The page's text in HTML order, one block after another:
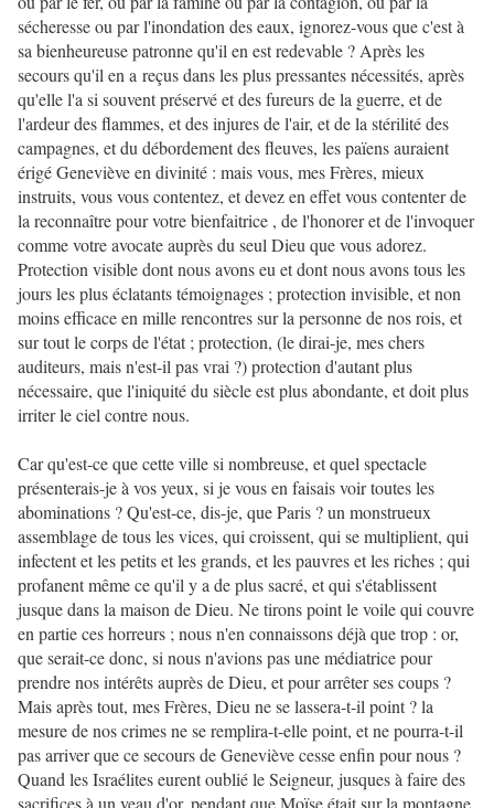
sécheresse ou par l'inondation des eaux, ignorez-vous que c'est à
sa bienheureuse patronne qu'il en est redevable ? Après les
secours qu'il en a reçus dans les plus pressantes nécessités, après
qu'elle l'a si souvent préservé et des fureurs de la guerre, et de
l'ardeur des flammes, et des injures de l'air, et de la stérilité des
campagnes, et du débordement des fleuves, les païens auraient
érigé Geneviève en divinité : mais vous, mes Frères, mieux
instruits, vous vous contentez, et devez en effet vous contenter de
la reconnaître pour votre bienfaitrice , de l'honorer et de l'invoquer
comme votre avocate auprès du seul Dieu que vous adorez.
Protection visible dont nous avons eu et dont nous avons tous les
jours les plus éclatants témoignages ; protection invisible, et non
moins efficace en mille rencontres sur la personne de nos rois, et
sur tout le corps de l'état ; protection, (le dirai-je, mes chers
auditeurs, mais n'est-il pas vrai ?) protection d'autant plus
nécessaire, que l'iniquité du siècle est plus abondante, et doit plus
irriter le ciel contre nous.
Car qu'est-ce que cette ville si nombreuse, et quel spectacle
présenterais-je à vos yeux, si je vous en faisais voir toutes les
abominations ? Qu'est-ce, dis-je, que Paris ? un monstrueux
assemblage de tous les vices, qui croissent, qui se multiplient, qui
infectent et les petits et les grands, et les pauvres et les riches ; qui
profanent même ce qu'il y a de plus sacré, et qui s'établissent
jusque dans la maison de Dieu. Ne tirons point le voile qui couvre
en partie ces horreurs ; nous n'en connaissons déjà que trop : or,
que serait-ce donc, si nous n'avions pas une médiatrice pour
prendre nos intérêts auprès de Dieu, et pour arrêter ses coups ?
Mais après tout, mes Frères, Dieu ne se lassera-t-il point ? la
mesure de nos crimes ne se remplira-t-elle point, et ne pourra-t-il
pas arriver que ce secours de Geneviève cesse enfin pour nous ?
Quand les Israélites eurent oublié le Seigneur, jusques à faire des
sacrifices à un veau d'or, pendant que Moïse était sur la montagne